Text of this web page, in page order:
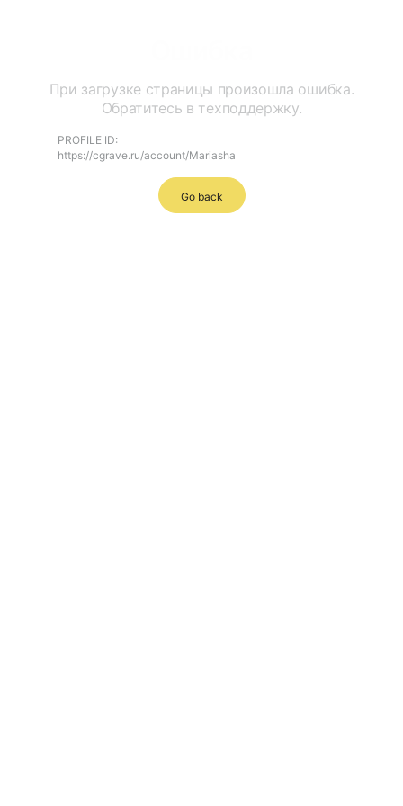
При загрузке страницы произошла ошибка.
Обратитесь в техподдержку.
PROFILE ID:
https://cgrave.ru/account/Mariasha
Go back